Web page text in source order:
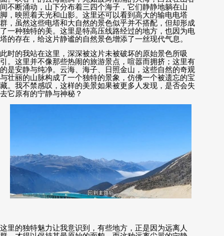
间不断涌动，山下分布着三四个海子，它们静静地躺在山
脚，映照着天光和山影。这里还可以看到高大的输电电塔
群，虽然这些电塔和大自然的景色似乎并不搭配，但却形成
了一种独特的美。这里是特高压线路经过的地方，也因为电
塔的存在，给这片静谧的自然景色增添了一丝现代气息。
此时的我站在这里，深深被这片未被破坏的原始景色所吸
引。这里并不像那些热闹的旅游景点，喧嚣而拥挤；这里有
的是安静与纯净。云海、海子、日照金山，这些自然的奇观
与壮丽的山脉构成了一个独特的景象，仿佛一个被遗忘的宝
藏。我不禁感叹，这样的美景如果被更多人发现，是否会失
去它原有的宁静与神秘？
这里的独特魅力让我意识到，有些地方，正是因为远离人